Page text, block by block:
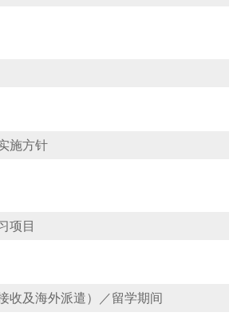
施方针
项目
收及海外派遣）／留学期间